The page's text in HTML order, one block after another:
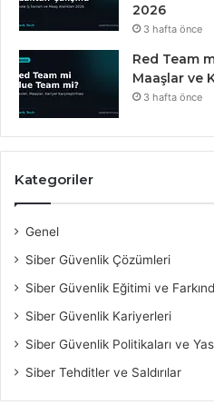
2026
3 hafta önce
Red Team
Maaşlar ve
3 hafta önce
Kategoriler
Genel
Siber Güvenlik Çözümleri
Siber Güvenlik Eğitimi ve
Siber Güvenlik Kariyerleri
Siber Güvenlik Politikaları ve
Siber Tehditler ve Saldırılar